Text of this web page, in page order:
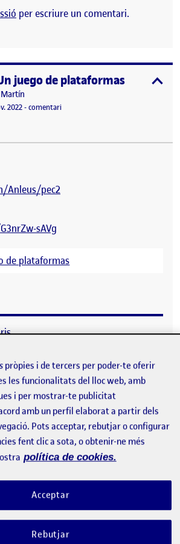
per escriure un comentari.
juego de plataformas
publicació
2022-comentariel PEC 2 – Un juego de plataformas
Anleus/pec2
sAVg
de plataformas
juego de plataformas
de Pablos
publicació
2022 comentari el PEC 2 – Un juego de plataformas
en GitLab:
dsahuquillod/juegoplataformaspec2
pròpies i de tercers per poder-te oferir
les funcionalitats del lloc web, amb
i per mostrar-te publicitat
amb un perfil elaborat a partir dels
Pots acceptar, rebutjar o configurar
fent clic a sota, o obtenir-ne més
política de cookies.
Rebutjar
Acceptar